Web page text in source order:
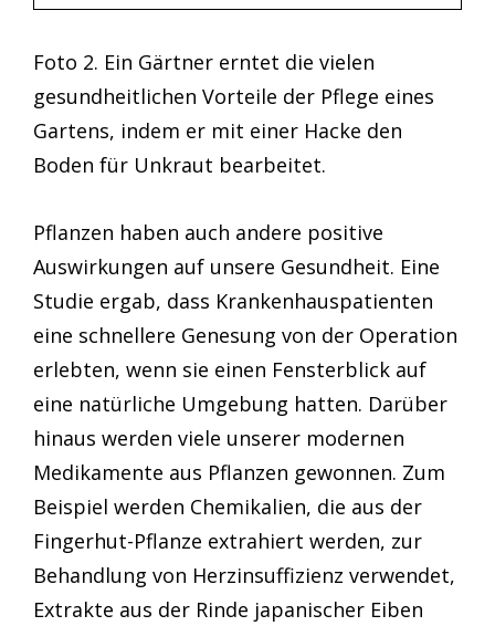
Foto 2. Ein Gärtner erntet die vielen
gesundheitlichen Vorteile der Pflege eines
Gartens, indem er mit einer Hacke den
Boden für Unkraut bearbeitet.
Pflanzen haben auch andere positive
Auswirkungen auf unsere Gesundheit. Eine
Studie ergab, dass Krankenhauspatienten
eine schnellere Genesung von der Operation
erlebten, wenn sie einen Fensterblick auf
eine natürliche Umgebung hatten. Darüber
hinaus werden viele unserer modernen
Medikamente aus Pflanzen gewonnen. Zum
Beispiel werden Chemikalien, die aus der
Fingerhut-Pflanze extrahiert werden, zur
Behandlung von Herzinsuffizienz verwendet,
Extrakte aus der Rinde japanischer Eiben